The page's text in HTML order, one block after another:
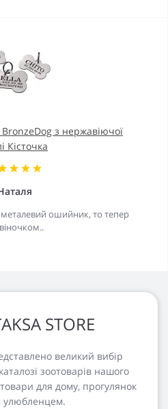
з нержавіючої
Кісточка
металевий ошийник, то тепер
STORE
великий вибір
зоотоварів нашого
для дому, прогулянок
улюбленцем.